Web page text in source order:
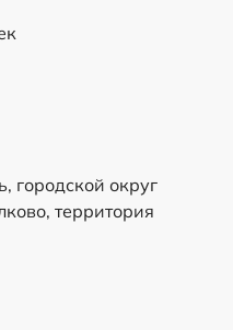
городской округ
территория